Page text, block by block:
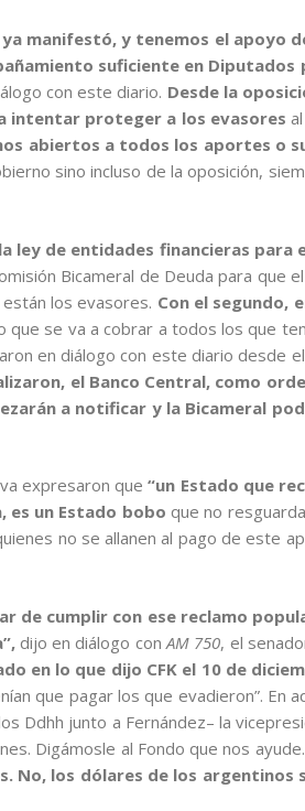
ya manifestó, y tenemos el apoyo
suficiente en Diputados
con este diario. Desde la
intentar proteger a los evasores
abiertos a todos los aportes o
sino incluso de la oposición,
ley de entidades financieras para
Bicameral de Deuda para que
los evasores. Con el segundo,
que se va a cobrar a todos los que
en diálogo con este diario desde
el Banco Central, como
a notificar y la Bicameral
expresaron que“un Estado que
es un Estado bobo que no
no se allanen al pago de este
de cumplir con ese reclamo
dijo en diálogo con AM 750, el
en lo que dijo CFK el 10 de
que pagar los que evadieron”. En
Ddhh junto a Fernández– la
Digámosle al Fondo que nos ayude.
No, los dólares de los argentinos